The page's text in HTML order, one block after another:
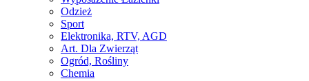
Odzież
Sport
Elektronika, RTV, AGD
Art. Dla Zwierząt
Ogród, Rośliny
Chemia